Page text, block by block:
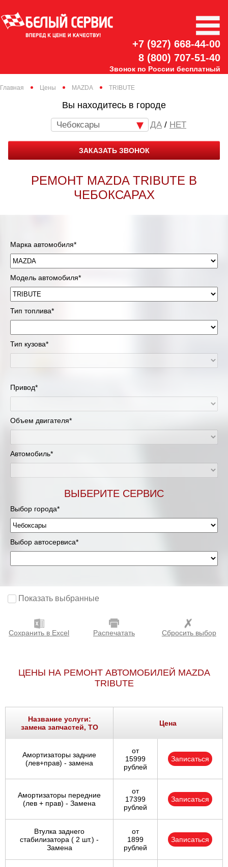
+7 (927) 668-44-00
8 (800) 707-51-40
Звонок по России бесплатный
Главная Цены MAZDA TRIBUTE
Вы находитесь в городе
Чебоксары / НЕТ
ЗАКАЗАТЬ ЗВОНОК
РЕМОНТ MAZDA TRIBUTE В
ЧЕБОКСАРАХ
Марка автомобиля*
Модель автомобиля*
Тип топлива*
Тип кузова*
Привод*
Объем двигателя*
Автомобиль*
ВЫБЕРИТЕ СЕРВИС
Выбор города*
Выбор автосервиса*
Показать выбранные
Сохранить в Excel Распечатать Сбросить выбор
ЦЕНЫ НА РЕМОНТ АВТОМОБИЛЕЙ MAZDA
TRIBUTE
Название услуги:
замена запчастей, ТО
Цена
Амортизаторы задние
(лев+прав) - замена
от
15999
рублей
Записаться
Амортизаторы передние
(лев + прав) - Замена
от
17399
рублей
Записаться
Втулка заднего
стабилизатора ( 2 шт.) -
Замена
от
1899
рублей
Записаться